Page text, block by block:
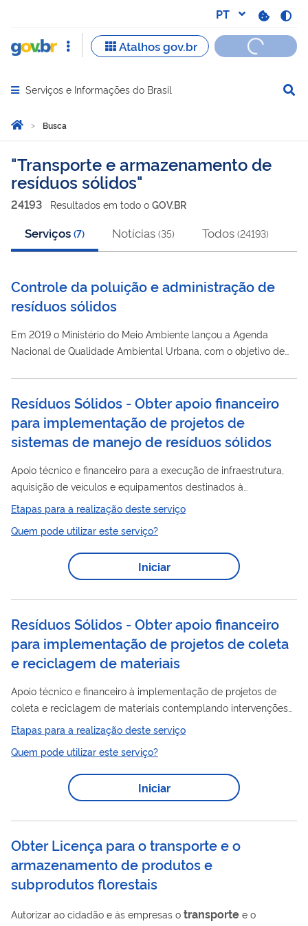
Abrir menu principal de navegação
Serviços e Informações do Brasil
Você está aqui:
Página Inicial
Busca
Busca
Transporte e armazenamento de
resíduos sólidos
24193 Resultados em todo o GOV.BR
Serviços (7) Notícias (35) Todos (24193)
Controle da poluição e administração de
resíduos sólidos
Em 2019 o Ministério do Meio Ambiente lançou a Agenda
Nacional de Qualidade Ambiental Urbana, com o objetivo de
diminuição da poluição e do correto manejo e reciclagem de
resíduose rejeitos. Abaixo você encontrará programas que
fazem parte da Agenda assim como serviços oferecidos pelo
Governo Federal relacionados ao tema. Agenda Nacional de
Resíduos Sólidos - Obter apoio financeiro
para implementação de projetos de
sistemas de manejo de resíduos sólidos
Apoio técnico e financeiro para a execução de infraestrutura,
aquisição de veículos e equipamentos destinados à
implantação e/ou melhoria de projetos de sistemas de gestão
disposição adequada em aterros sanitários; sistemas de
reciclagem, com a coleta e manejo em unidades de
recuperação de materiais secos; e sistemas de tratamento de
Etapas para a realização deste serviço
Quem pode utilizar este serviço?
Iniciar
Resíduos Sólidos - Obter apoio financeiro
para implementação de projetos de coleta
e reciclagem de materiais
Apoio técnico e financeiro à implementação de projetos de
coleta e reciclagem de materiais contemplando intervenções
que visam contribuir para aumentar os postos de trabalho e a
reciclagem, bem como melhorar as condições de trabalho e a
renda dos catadores, por meio de investimento, aquisição de
equipamentos para operacionalização da unidade de
Etapas para a realização deste serviço
Quem pode utilizar este serviço?
Iniciar
Obter Licença para o transporte e o
armazenamento de produtos e
subprodutos florestais
Autorizar ao cidadão e às empresas o transporte e o